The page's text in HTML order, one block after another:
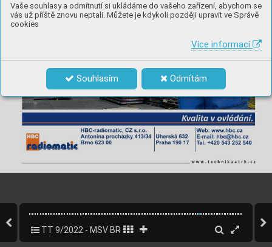
Vaše souhlasy a odmítnutí si ukládáme do vašeho zařízení, abychom se
vás už příště znovu neptali. Můžete je kdykoli později upravit ve Správě
cookies
Více informací
Souhlasím Odmítám
TT 9/2022 - MSV BRNO 59